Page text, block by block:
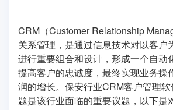
CRM（Customer Relationship
关系管理，是通过信息技术对以客户
进行重要组合和设计，形成一个自动
提高客户的忠诚度，最终实现业务操
润的增长。保安行业CRM客户管理
题是该行业面临的重要议题，以下是